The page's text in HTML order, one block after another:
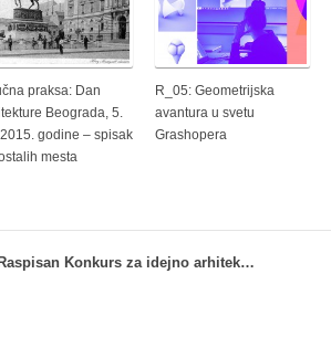
praksa: Dan
Beograda, 5.
godine – spisak
mesta
R_05: Geometrijska
avantura u svetu
Grashopera
Raspisan Konkurs za idejno arhitektonsko rešenje za novu sportsku halu na Cetinju